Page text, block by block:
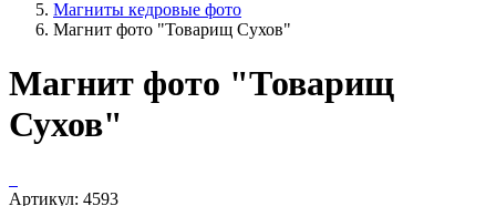
Магниты кедровые фото
Магнит фото "Товарищ Сухов"
Магнит фото "Товарищ
Сухов"
Артикул: 4593